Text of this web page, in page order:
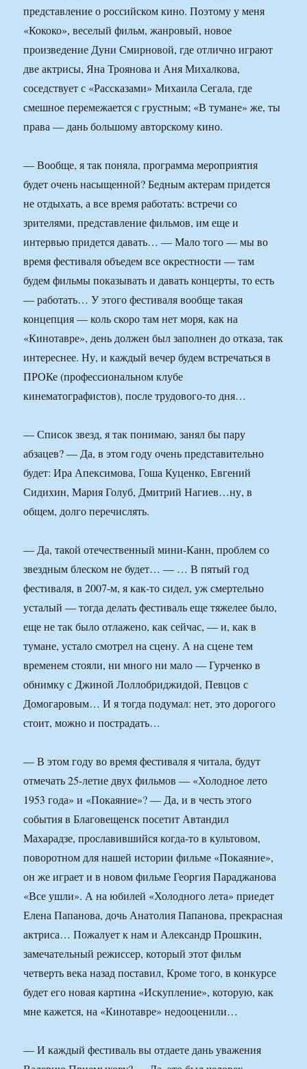
представление о российском кино. Поэтому у меня
«Кококо», веселый фильм, жанровый, новое
произведение Дуни Смирновой, где отлично играют
две актрисы, Яна Троянова и Аня Михалкова,
соседствует с «Рассказами» Михаила Сегала, где
смешное перемежается с грустным; «В тумане» же, ты
права — дань большому авторскому кино.
— Вообще, я так поняла, программа мероприятия
будет очень насыщенной? Бедным актерам придется
не отдыхать, а все время работать: встречи со
зрителями, представление фильмов, им еще и
интервью придется давать… — Мало того — мы во
время фестиваля объедем все окрестности — там
будем фильмы показывать и давать концерты, то есть
— работать… У этого фестиваля вообще такая
концепция — коль скоро там нет моря, как на
«Кинотавре», день должен был заполнен до отказа, так
интереснее. Ну, и каждый вечер будем встречаться в
ПРОКе (профессиональном клубе
кинематографистов), после трудового-то дня…
— Список звезд, я так понимаю, занял бы пару
абзацев? — Да, в этом году очень представительно
будет: Ира Апексимова, Гоша Куценко, Евгений
Сидихин, Мария Голуб, Дмитрий Нагиев…ну, в
общем, долго перечислять.
— Да, такой отечественный мини-Канн, проблем со
звездным блеском не будет… — … В пятый год
фестиваля, в 2007-м, я как-то сидел, уж смертельно
усталый — тогда делать фестиваль еще тяжелее было,
еще не так было отлажено, как сейчас, — и, как в
тумане, устало смотрел на сцену. А на сцене тем
временем стояли, ни много ни мало — Гурченко в
обнимку с Джиной Лоллобриджидой, Певцов с
Домогаровым… И я тогда подумал: нет, это дорогого
стоит, можно и пострадать…
— В этом году во время фестиваля я читала, будут
отмечать 25-летие двух фильмов — «Холодное лето
1953 года» и «Покаяние»? — Да, и в честь этого
события в Благовещенск посетит Автандил
Махарадзе, прославившийся когда-то в культовом,
поворотном для нашей истории фильме «Покаяние»,
он же играет и в новом фильме Георгия Параджанова
«Все ушли». А на юбилей «Холодного лета» приедет
Елена Папанова, дочь Анатолия Папанова, прекрасная
актриса… Пожалует к нам и Александр Прошкин,
замечательный режиссер, который этот фильм
четверть века назад поставил, Кроме того, в конкурсе
будет его новая картина «Искупление», которую, как
мне кажется, на «Кинотавре» недооценили…
— И каждый фестиваль вы отдаете дань уважения